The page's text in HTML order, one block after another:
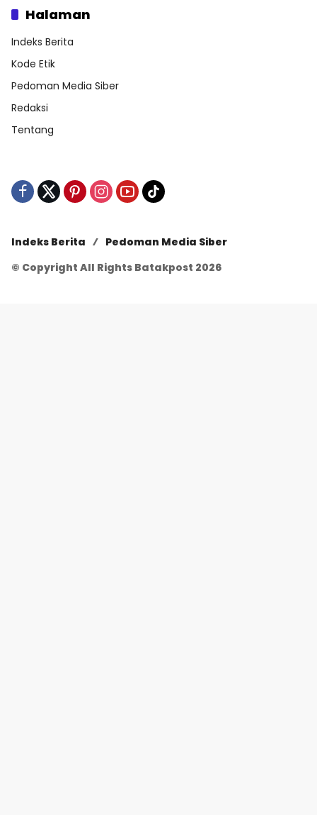
Halaman
Indeks Berita
Kode Etik
Pedoman Media Siber
Redaksi
Tentang
Indeks Berita
Pedoman Media Siber
© Copyright All Rights Batakpost 2026